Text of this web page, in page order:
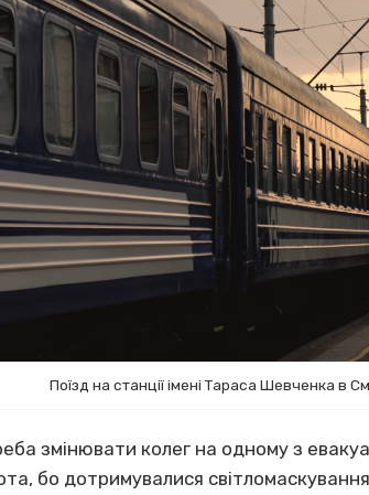
Поїзд на станції імені Тараса Шевченка в
змінювати колег на одному з
бо дотримувалися